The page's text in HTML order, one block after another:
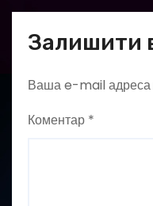
Залишити
Ваша e-mail адреса
Коментар *